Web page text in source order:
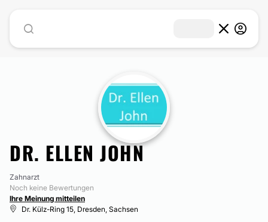
DR. ELLEN JOHN
Zahnarzt
Noch keine Bewertungen
Ihre Meinung mitteilen
Dr. Külz-Ring 15, Dresden, Sachsen